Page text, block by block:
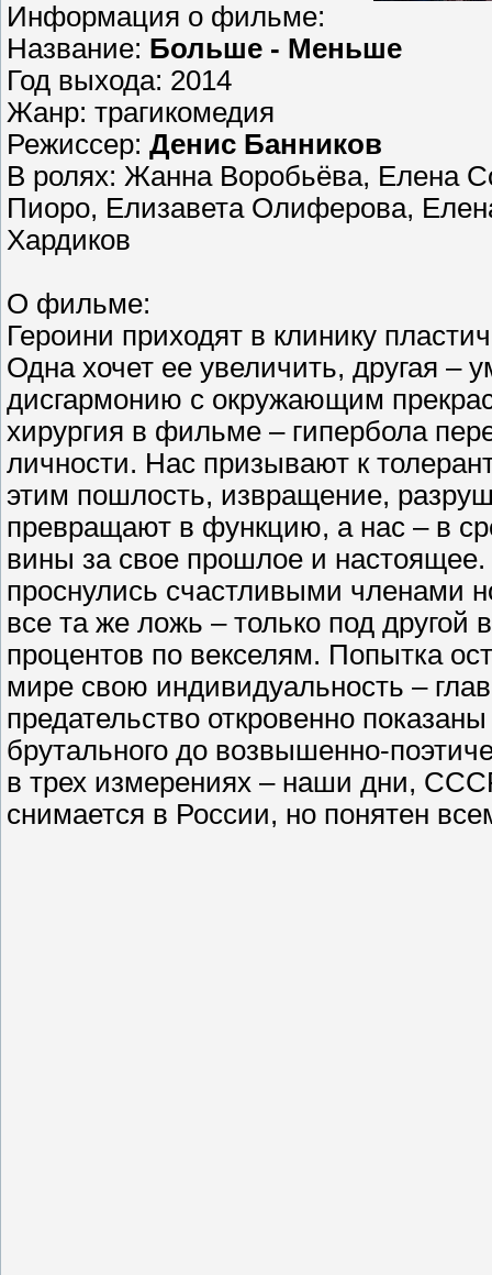
Информация о фильме:
Название: Больше - Меньше
Год выхода: 2014
Жанр: трагикомедия
Режиссер: Денис Банников
В ролях: Жанна Воробьёва, Елена
Пиоро, Елизавета Олиферова,
Хардиков
О фильме:
Героини приходят в клинику
Одна хочет ее увеличить, другая –
дисгармонию с окружающим
хирургия в фильме – гипербола
личности. Нас призывают к
этим пошлость, извращение,
превращают в функцию, а нас – в
вины за свое прошлое и
проснулись счастливыми членами
все та же ложь – только под
процентов по векселям. Попытка
мире свою индивидуальность –
предательство откровенно
брутального до возвышенно-
в трех измерениях – наши дни,
снимается в России, но понятен